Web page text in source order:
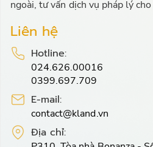
ngoài, tư vấn dịch vụ pháp lý
Liên hệ
Hotline:
024.626.00016
0399.697.709
E-mail:
contact@kland.vn
Địa chỉ: